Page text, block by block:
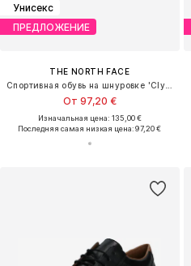
Унисекс
ПРЕДЛОЖЕНИЕ
THE NORTH FACE
От 97,20 €
Изначальная цена: 135,00 €
Последняя самая низкая цена:97,20 €